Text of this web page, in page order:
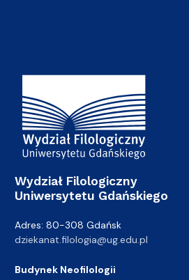
Adres Wydziału
Wydział Filologiczny
Uniwersytetu Gdańskiego
Adres: 80-308 Gdańsk
dziekanat.filologia@ug.edu.pl
Budynek Neofilologii